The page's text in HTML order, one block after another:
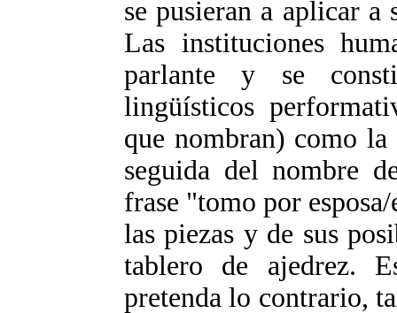
se pusieran a aplicar a
Las instituciones
parlante y se
lingüísticos
que nombran) como
seguida del nombre
frase "tomo por
las piezas y de sus
tablero de ajedrez.
pretenda lo contrario,